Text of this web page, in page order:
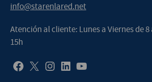
info@starenlared.net
Atención al cliente: Lunes a Viernes de 8
15h